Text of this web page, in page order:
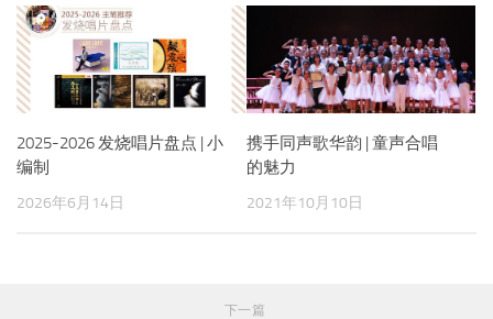
2025-2026 发烧唱片盘点 | 小
编制
2026年6月14日
携手同声歌华韵 | 童声合唱
的魅力
2021年10月10日
下一篇